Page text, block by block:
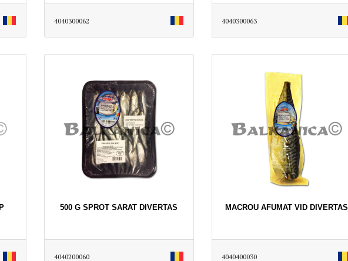
4040300062 4040300063
500 G SPROT SARAT DIVERTAS
4040200060
MACROU AFUMAT VID DIVERTAS
4040400030